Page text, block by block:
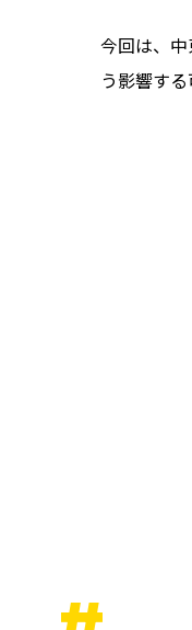
今回は、
う影響す